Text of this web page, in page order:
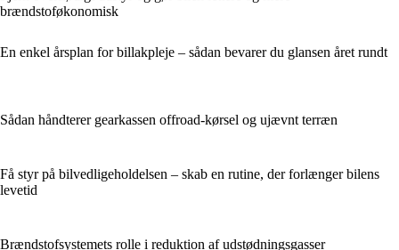
brændstoføkonomisk
En enkel årsplan for billakpleje – sådan bevarer du glansen året rundt
Sådan håndterer gearkassen offroad-kørsel og ujævnt terræn
Få styr på bilvedligeholdelsen – skab en rutine, der forlænger bilens
levetid
Brændstofsystemets rolle i reduktion af udstødningsgasser